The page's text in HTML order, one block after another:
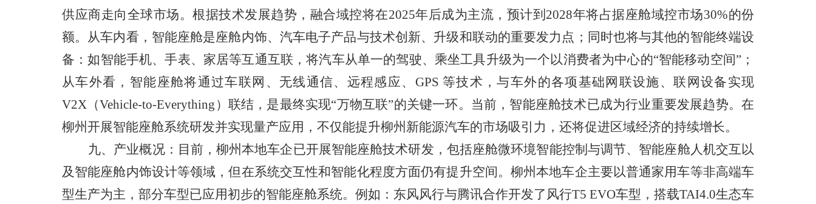
供应商走向全球市场。根据技术发展趋势 ，融合域控将在2025年后成为主流， 预计到 2028年将占据座舱域控市场30%的份
额。 从车内看，智能座舱是座舱内饰、汽车电子产品与技术创新、升级和联动的重要发力点；同时也将与其他的智能终端设
备：如智能手机、手表、家居等互通互联，将汽车从单一的驾驶、乘坐工具升级为一个以消费者为中心的“智能移动空间” ；
从车外看，智能座舱将通过车联网、无线通信、远程感应、 GPS 等技术，与车外的各项基础网联设施、联网设备实现
V2X （Vehicle-to-Everything ）联结，是最终实现“万物互联”的关键一环。 当前，智能座舱技术已成为行业重要发展趋势。在
柳州开展智能座舱系统研发并实现量产应用，不仅能提升柳州新能源汽车的市场吸引力，还将促进区域经济的持续增长。
九、产业概况： 目前，柳州本地车企已开展智能座舱技术研发，包括座舱微环境智能控制与调节、智能座舱人机交互以
及智能座舱内饰设计等领域，但在系统交互性和智能化程度方面仍有提升空间。柳州本地车企主要以普通家用车等非高端车
型生产为主，部分车型已应用初步的智能座舱系统。例如：东风风行与腾讯合作开发了风行T5 EVO车型，搭载TAI4.0生态车